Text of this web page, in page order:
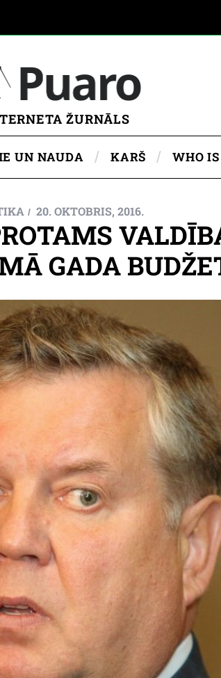
ŽURNĀLS
UN NAUDA KARŠ WHO
20. OKTOBRIS, 2016.
GADA